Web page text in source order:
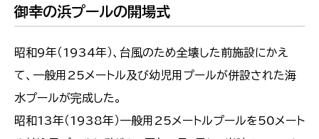
御幸の浜プールの開場式
昭和9年（1934年）、台風のため全壊した前施設にかえ
て、一般用25メートル及び幼児用プールが併設された海
水プールが完成した。
昭和13年（1938年）一般用25メートルプールを50メート